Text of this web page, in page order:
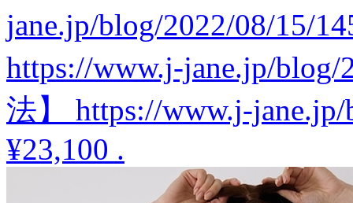
jane.jp/blog/2022/08/15/
https://www.j-jane.jp/
法】 https://www.j-
¥23,100 .